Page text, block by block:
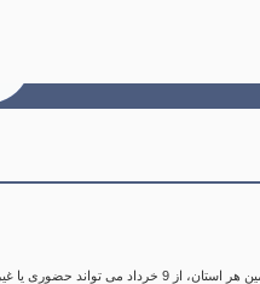
حضوری برگزار شود.